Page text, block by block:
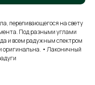
переливающегося на свету
Под разными углами
и всем радужным спектром
• Лаконичный